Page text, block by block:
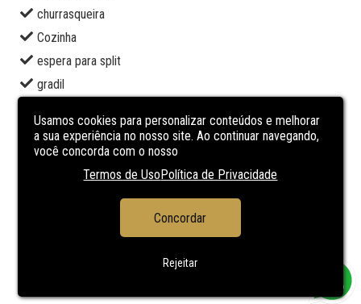
churrasqueira
Cozinha
espera para split
gradil
lavabo
piso laminado
porcelanato
Usamos cookies para personalizar conteúdos e melhorar
a sua experiência no nosso site. Ao continuar navegando,
você concorda com o nosso
Termos de UsoPolítica de Privacidade
Concordar
Rejeitar